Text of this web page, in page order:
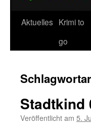
Aktuelles Krimi to
go
Stadtkind
Veröffentlicht am 5.